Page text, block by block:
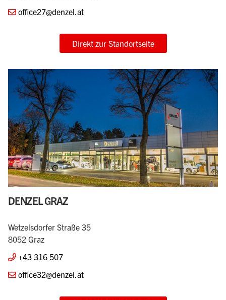
office27@denzel.at
Direkt zur Standortseite
DENZEL GRAZ
Wetzelsdorfer Straße 35
8052 Graz
+43 316 507
office32@denzel.at